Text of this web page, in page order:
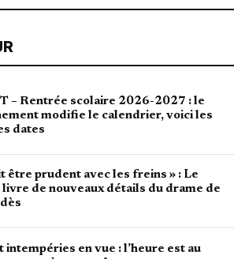
– Rentrée scolaire 2026-2027 : le
modifie le calendrier, voici les
dates
être prudent avec les freins » : Le
livre de nouveaux détails du drame de
intempéries en vue : l’heure est au